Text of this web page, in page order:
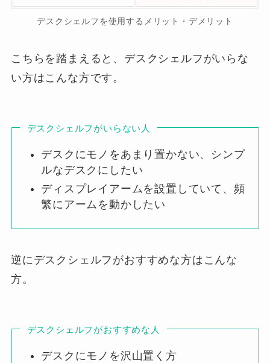
デスクシェルフを使用するメリット・デメリット
こちらを踏まえると、デスクシェルフがいらな
い方はこんな方です。
デスクシェルフがいらない人
デスクにモノをあまり置かない、シンプ
ルなデスクにしたい
ディスプレイアームを設置していて、頻
繁にアームを動かしたい
逆にデスクシェルフがおすすめな方はこんな
方。
デスクシェルフがおすすめな人
デスクにモノを沢山置く方